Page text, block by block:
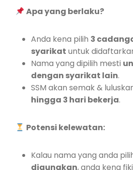
Apa yang berlaku?
Anda kena pilih 3
syarikat untuk
Nama yang dipilih mesti
dengan syarikat lain.
SSM akan semak &
hingga 3 hari bekerja.
Potensi kelewatan:
Kalau nama yang anda
digunakan, anda kena